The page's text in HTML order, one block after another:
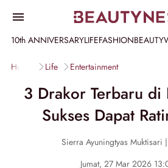
10th ANNIVERSARYLIFEFASHIONBEAUTY
Home Life Entertainment
3 Drakor Terbaru di
Sukses Dapat
Sierra Ayuningtyas Muktisari |
Jumat, 27 Mar 2026